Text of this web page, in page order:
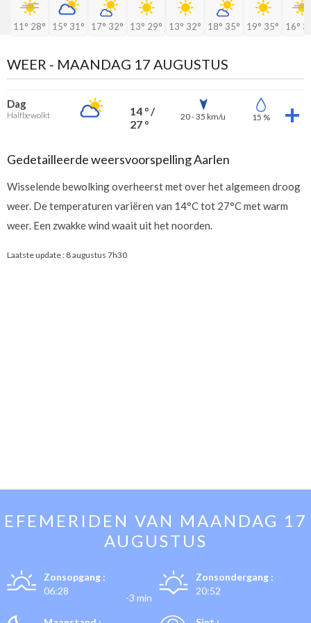
11° 28° 15° 31° 17° 32° 13° 29° 13° 32° 18° 35° 19° 35° 16°
WEER - MAANDAG 17 AUGUSTUS
Dag
Halfbewolkt
14 ° /
27 °
20 - 35 km/u 15 %
Gedetailleerde weersvoorspelling Aarlen
Wisselende bewolking overheerst met over het algemeen droog
weer. De temperaturen variëren van 14°C tot 27°C met warm
weer. Een zwakke wind waait uit het noorden.
Laatste update : 8 augustus 7h30
EFEMERIDEN VAN MAANDAG 17
AUGUSTUS
Zonsopgang :
06:28
-3 min
Zonsondergang :
20:52